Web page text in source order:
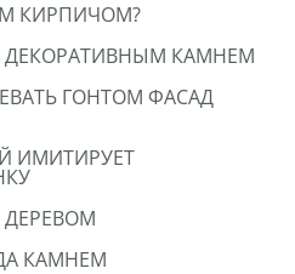
КИРПИЧОМ?
ДЕКОРАТИВНЫМ КАМНЕМ
ГОНТОМ ФАСАД
ИМИТИРУЕТ
КАМНЕМ